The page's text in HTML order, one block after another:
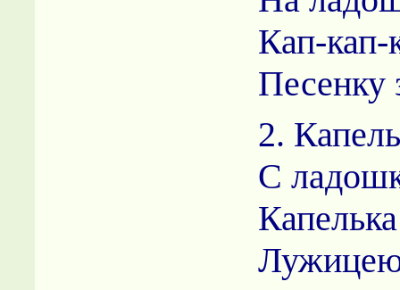
Кап-кап-
Песенку
2.
С
Лужицею